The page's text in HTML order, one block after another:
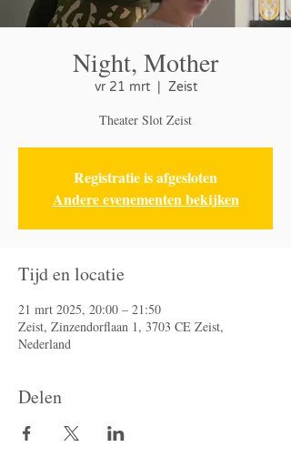
Night, Mother
vr 21 mrt
  |
Zeist
Theater Slot Zeist
Registratie is afgesloten
Andere evenementen bekijken
Tijd en locatie
21 mrt 2025, 20:00 – 21:50
Zeist, Zinzendorflaan 1, 3703 CE Zeist,
Nederland
Delen